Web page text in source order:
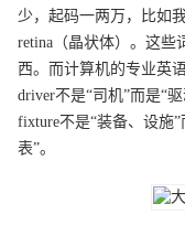
少，起码一两万，比如
retina（晶状体）。这些
西。而计算机的专业英
driver不是“司机”而是“驱
fixture不是“装备、设施”
表”。